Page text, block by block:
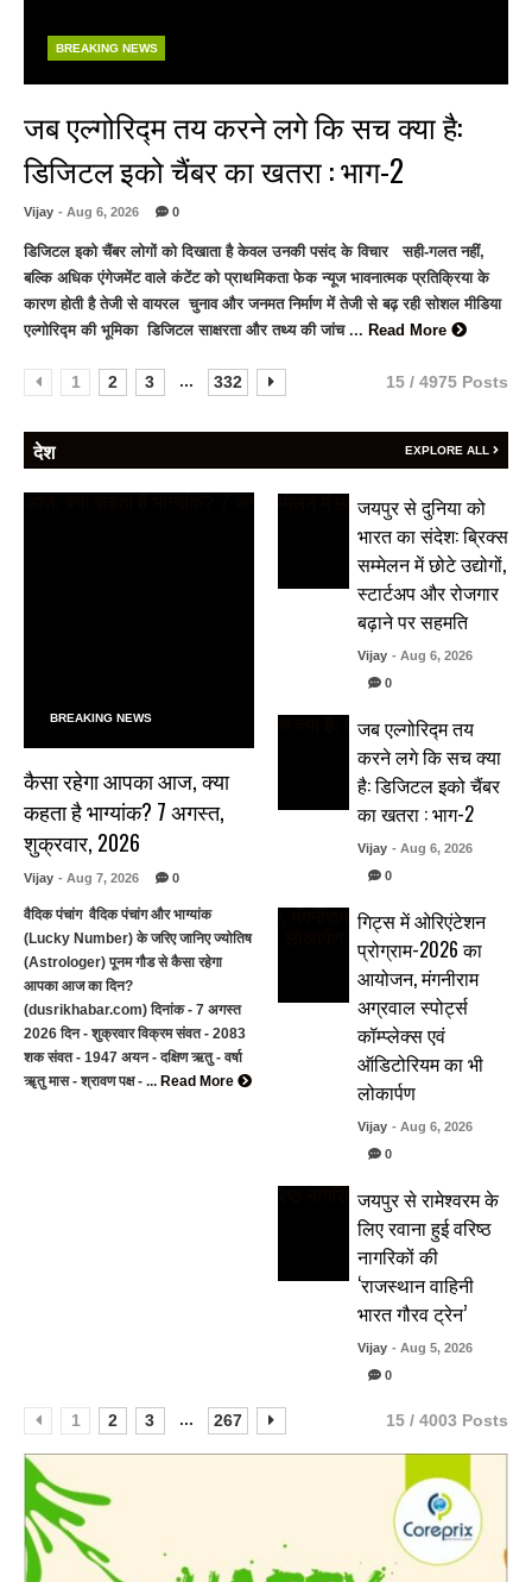
BREAKING NEWS
जब एल्गोरिद्म तय करने लगे कि सच क्या है:
डिजिटल इको चैंबर का खतरा : भाग-2
Vijay - Aug 6, 2026 0
डिजिटल इको चैंबर लोगों को दिखाता है केवल उनकी पसंद के विचार सही-गलत नहीं,
बल्कि अधिक एंगेजमेंट वाले कंटेंट को प्राथमिकता फेक न्यूज भावनात्मक प्रतिक्रिया के
कारण होती है तेजी से वायरल चुनाव और जनमत निर्माण में तेजी से बढ़ रही सोशल मीडिया
एल्गोरिद्म की भूमिका डिजिटल साक्षरता और तथ्य की जांच ... Read More
1 2 3 ... 332 15 / 4975 Posts
देश EXPLORE ALL
BREAKING NEWS
कैसा रहेगा आपका आज, क्या
कहता है भाग्यांक? 7 अगस्त,
शुक्रवार, 2026
Vijay - Aug 7, 2026 0
वैदिक पंचांग वैदिक पंचांग और भाग्यांक
(Lucky Number) के जरिए जानिए ज्योतिष
(Astrologer) पूनम गौड से कैसा रहेगा
आपका आज का दिन?
(dusrikhabar.com) दिनांक - 7 अगस्त
2026 दिन - शुक्रवार विक्रम संवत - 2083
शक संवत - 1947 अयन - दक्षिण ऋतु - वर्षा
ॠतु मास - श्रावण पक्ष - ... Read More
जयपुर से दुनिया को
भारत का संदेश: ब्रिक्स
सम्मेलन में छोटे उद्योगों,
स्टार्टअप और रोजगार
बढ़ाने पर सहमति
Vijay - Aug 6, 2026
0
जब एल्गोरिद्म तय
करने लगे कि सच क्या
है: डिजिटल इको चैंबर
का खतरा : भाग-2
Vijay - Aug 6, 2026
0
गिट्स में ओरिएंटेशन
प्रोग्राम-2026 का
आयोजन, मंगनीराम
अग्रवाल स्पोर्ट्स
कॉम्प्लेक्स एवं
ऑडिटोरियम का भी
लोकार्पण
Vijay - Aug 6, 2026
0
जयपुर से रामेश्वरम के
लिए रवाना हुई वरिष्ठ
नागरिकों की
‘राजस्थान वाहिनी
भारत गौरव ट्रेन’
Vijay - Aug 5, 2026
0
1 2 3 ... 267 15 / 4003 Posts